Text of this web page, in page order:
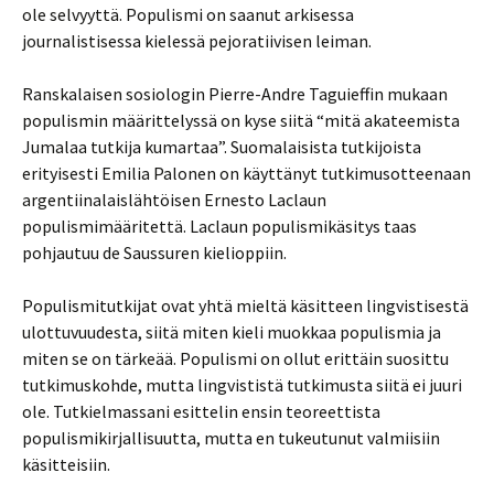
ole selvyyttä. Populismi on saanut arkisessa
journalistisessa kielessä pejoratiivisen leiman.
Ranskalaisen sosiologin Pierre-Andre Taguieffin mukaan
populismin määrittelyssä on kyse siitä “mitä akateemista
Jumalaa tutkija kumartaa”. Suomalaisista tutkijoista
erityisesti Emilia Palonen on käyttänyt tutkimusotteenaan
argentiinalaislähtöisen Ernesto Laclaun
populismimääritettä. Laclaun populismikäsitys taas
pohjautuu de Saussuren kielioppiin.
Populismitutkijat ovat yhtä mieltä käsitteen lingvistisestä
ulottuvuudesta, siitä miten kieli muokkaa populismia ja
miten se on tärkeää. Populismi on ollut erittäin suosittu
tutkimuskohde, mutta lingvististä tutkimusta siitä ei juuri
ole. Tutkielmassani esittelin ensin teoreettista
populismikirjallisuutta, mutta en tukeutunut valmiisiin
käsitteisiin.